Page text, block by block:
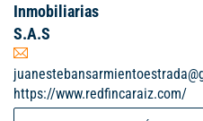
Inmobiliarias
S.A.S
https://www.redfincaraiz.com/